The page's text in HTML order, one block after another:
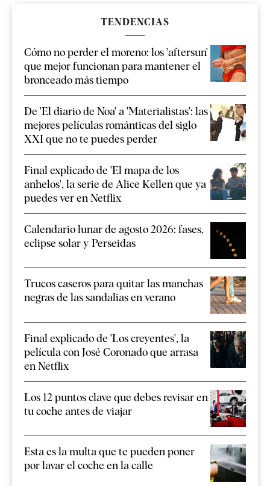
TENDENCIAS
Cómo no perder el moreno: los 'aftersun'
que mejor funcionan para mantener el
bronceado más tiempo
De 'El diario de Noa' a 'Materialistas': las
mejores películas románticas del siglo
XXI que no te puedes perder
Final explicado de 'El mapa de los
anhelos', la serie de Alice Kellen que ya
puedes ver en Netflix
Calendario lunar de agosto 2026: fases,
eclipse solar y Perseidas
Trucos caseros para quitar las manchas
negras de las sandalias en verano
Final explicado de 'Los creyentes', la
película con José Coronado que arrasa
en Netflix
Los 12 puntos clave que debes revisar en
tu coche antes de viajar
Esta es la multa que te pueden poner
por lavar el coche en la calle